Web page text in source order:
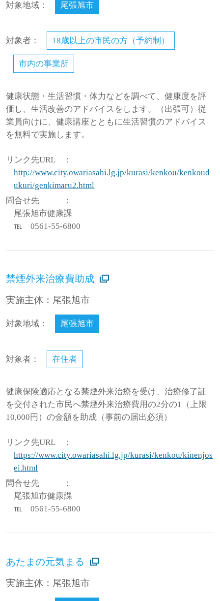
対象地域： 尾張旭市
対象者： 18歳以上の市民の方（予約制）
市内の事業所
健康状態・生活習慣・体力などを調べて、健康度を評
価し、生活改善のアドバイスをします。（出張可）従
業員向けに、健康講座とともに生活習慣のアドバイス
を無料で実施します。
リンク先URL
：
http://www.city.owariasahi.lg.jp/kurasi/kenkou/kenkoud
ukuri/genkimaru2.html
問合せ先
：
尾張旭市健康課
℡ 0561-55-6800
禁煙外来治療費助成
実施主体：尾張旭市
対象地域： 尾張旭市
対象者： 在住者
健康保険適応となる禁煙外来治療を受け、治療修了証
を交付された市民へ禁煙外来治療費用の2分の1（上限
10,000円）の金額を助成（事前の届出必須）
リンク先URL
：
https://www.city.owariasahi.lg.jp/kurasi/kenkou/kinenjos
ei.html
問合せ先
：
尾張旭市健康課
℡ 0561-55-6800
あたまの元気まる
実施主体：尾張旭市